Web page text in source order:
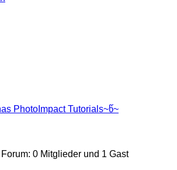
PhotoImpact Tutorials~წ~
0 Mitglieder und 1 Gast